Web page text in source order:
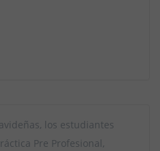
los estudiantes
Pre Profesional,